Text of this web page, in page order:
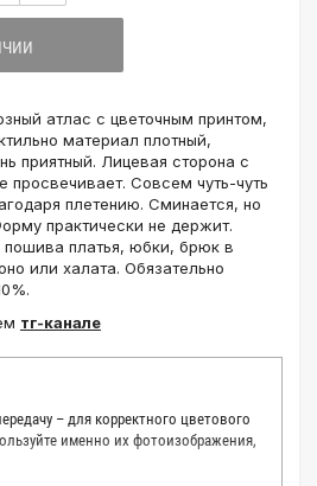
атлас с цветочным принтом,
материал плотный,
приятный. Лицевая сторона с
Совсем чуть-чуть
плетению. Сминается, но
практически не держит.
пошива платья, юбки, брюк в
или халата. Обязательно
тг-канале
– для корректного цветового
именно их фотоизображения,